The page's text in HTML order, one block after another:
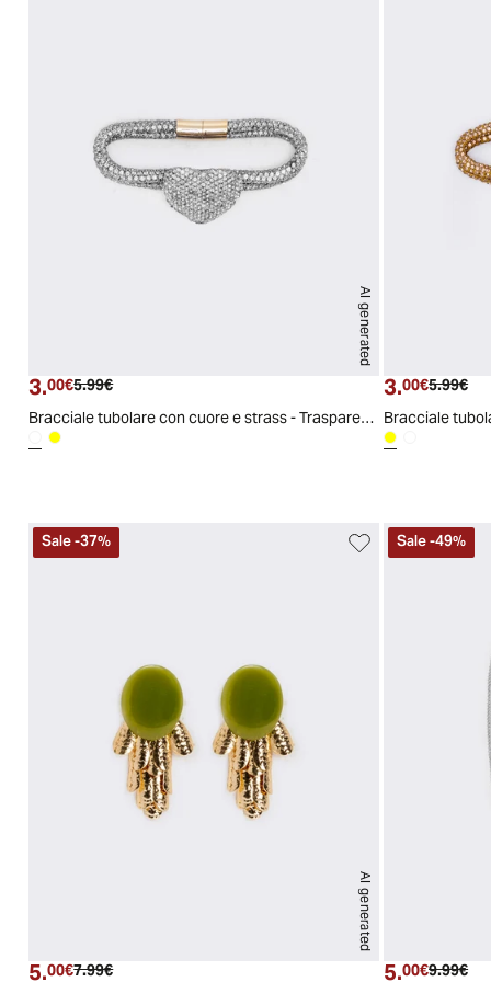
AI generated
PZ
Prezzo attuale
3.00€ Prezzo originale
5.99€
Bracciale tubolare con cuore e strass - Trasparente
Prezzo
3.00€5.99€
Bracciale
AI generated
Sale-37%
PZ
Prezzo attuale
00€ Prezzo originale
7.99€
Sale-49%
Prezzo
00€9.99€